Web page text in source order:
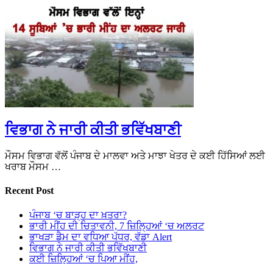
ਵਿਭਾਗ ਨੇ ਜਾਰੀ ਕੀਤੀ ਭਵਿੱਖਬਾਣੀ
ਮੌਸਮ ਵਿਭਾਗ ਵੱਲੋਂ ਪੰਜਾਬ ਦੇ ਮਾਲਵਾ ਅਤੇ ਮਾਝਾ ਖੇਤਰ ਦੇ ਕਈ ਹਿੱਸਿਆਂ ਲਈ
ਖਰਾਬ ਮੌਸਮ …
Recent Post
ਪੰਜਾਬ ‘ਚ ਬਾੜ੍ਹ ਦਾ ਖ਼ਤਰਾ?
ਭਾਰੀ ਮੀਂਹ ਦੀ ਚਿਤਾਵਨੀ, 7 ਜ਼ਿਲ੍ਹਿਆਂ ‘ਚ ਅਲਰਟ
ਭਾਖੜਾ ਡੈਮ ਦਾ ਵਧਿਆ ਪੱਧਰ, ਵੱਡਾ Alert
ਵਿਭਾਗ ਨੇ ਜਾਰੀ ਕੀਤੀ ਭਵਿੱਖਬਾਣੀ
ਕਈ ਜ਼ਿਲ੍ਹਿਆਂ ‘ਚ ਪਿਆ ਮੀਂਹ,